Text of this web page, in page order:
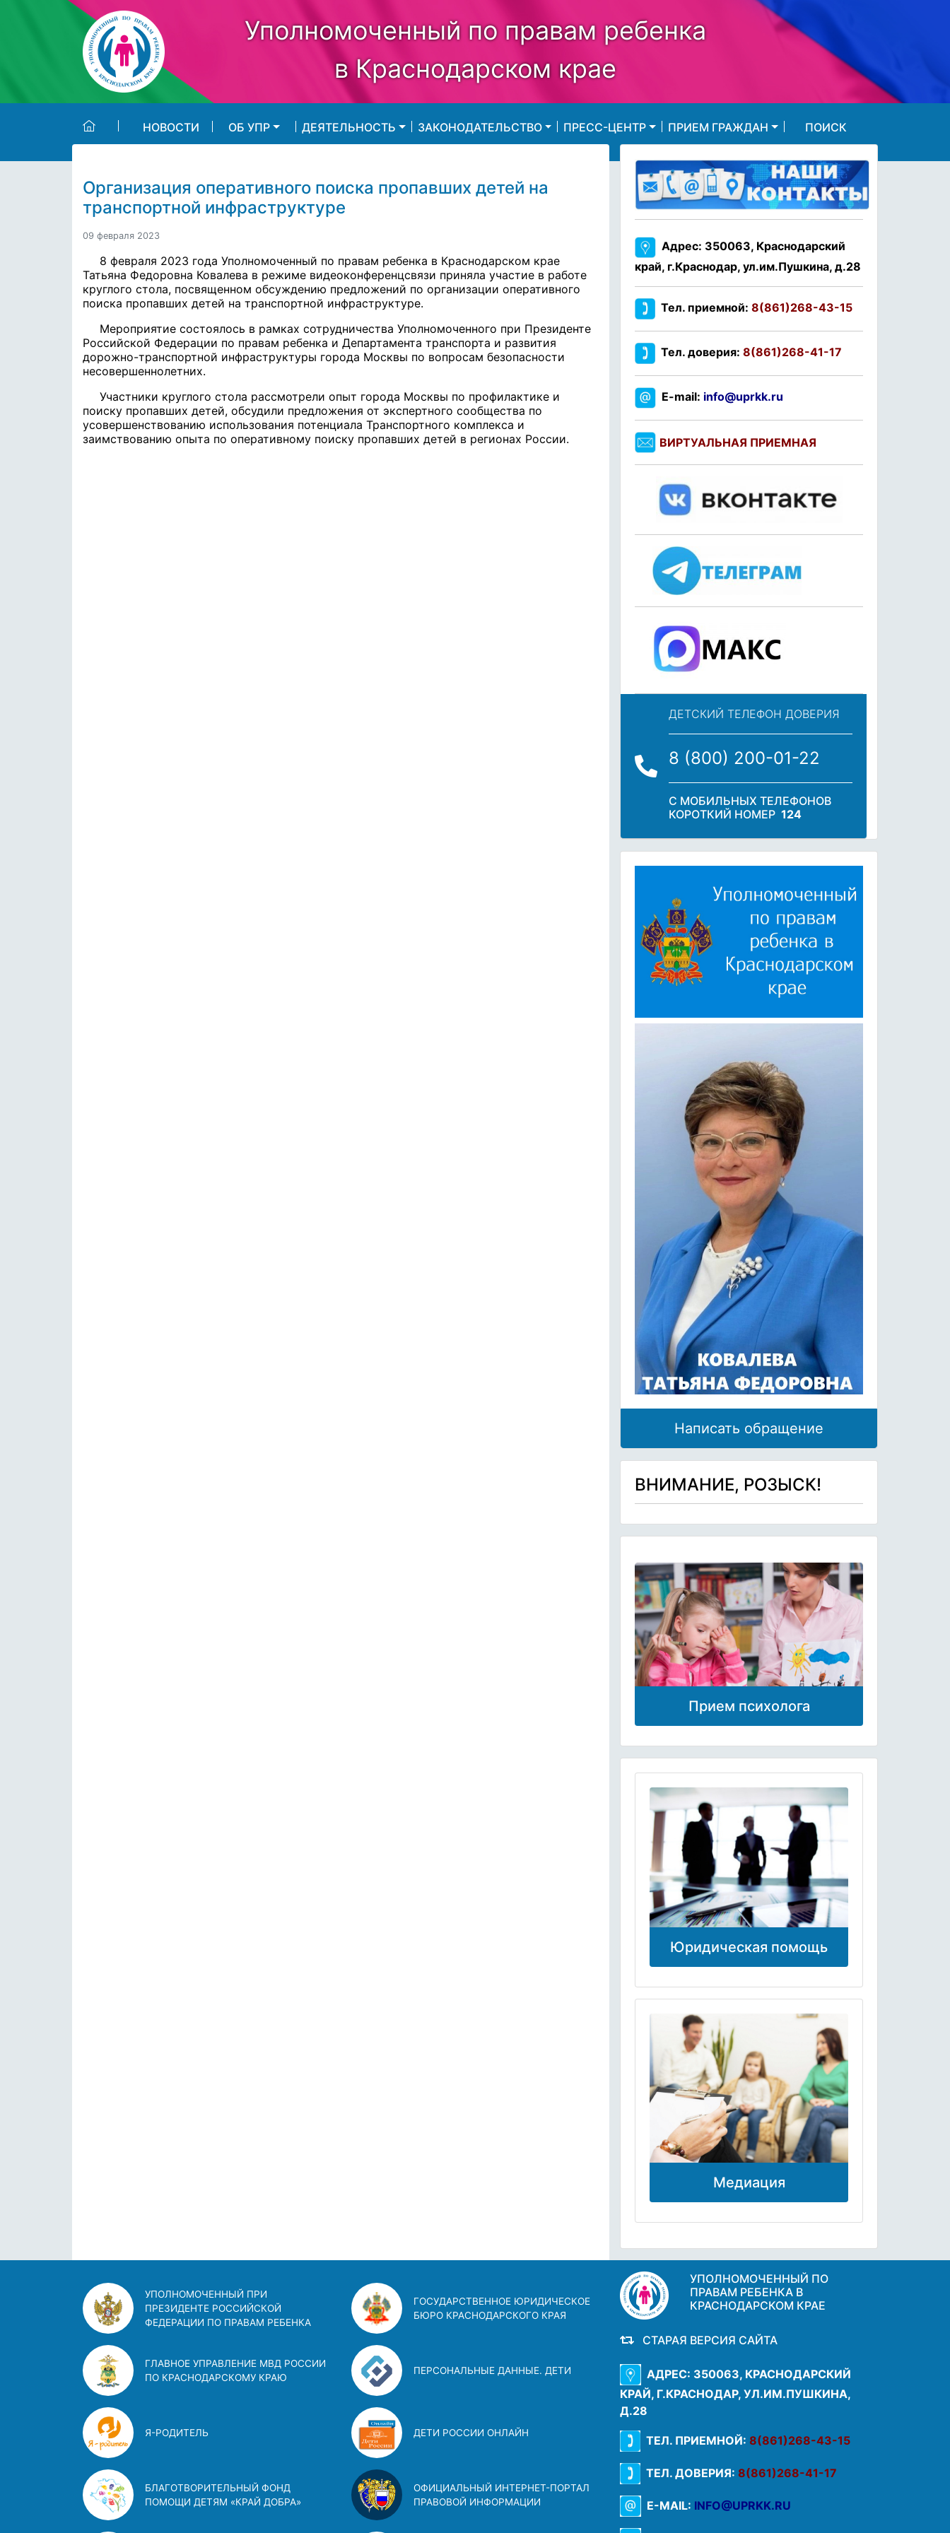
Skip to main content
Уполномоченный по правам ребенка
в Краснодарском крае
НОВОСТИ ОБ УПР ДЕЯТЕЛЬНОСТЬ ЗАКОНОДАТЕЛЬСТВО ПРЕСС-ЦЕНТР ПРИЕМ ГРАЖДАН ПОИСК
Организация оперативного поиска пропавших детей на
транспортной инфраструктуре
09 февраля 2023
8 февраля 2023 года Уполномоченный по правам ребенка в Краснодарском крае
Татьяна Федоровна Ковалева в режиме видеоконференцсвязи приняла участие в работе
круглого стола, посвященном обсуждению предложений по организации оперативного
поиска пропавших детей на транспортной инфраструктуре.
Мероприятие состоялось в рамках сотрудничества Уполномоченного при Президенте
Российской Федерации по правам ребенка и Департамента транспорта и развития
дорожно-транспортной инфраструктуры города Москвы по вопросам безопасности
несовершеннолетних.
Участники круглого стола рассмотрели опыт города Москвы по профилактике и
поиску пропавших детей, обсудили предложения от экспертного сообщества по
усовершенствованию использования потенциала Транспортного комплекса и
заимствованию опыта по оперативному поиску пропавших детей в регионах России.
Адрес: 350063, Краснодарский
край, г.Краснодар, ул.им.Пушкина, д.28
Тел. приемной: 8(861)268-43-15
Тел. доверия: 8(861)268-41-17
E-mail: info@uprkk.ru
ВИРТУАЛЬНАЯ ПРИЕМНАЯ
ДЕТСКИЙ ТЕЛЕФОН ДОВЕРИЯ
8 (800) 200-01-22
С МОБИЛЬНЫХ ТЕЛЕФОНОВ
КОРОТКИЙ НОМЕР 124
Написать обращение
ВНИМАНИЕ, РОЗЫСК!
Прием психолога
Юридическая помощь
Медиация
УПОЛНОМОЧЕННЫЙ ПРИ
ПРЕЗИДЕНТЕ РОССИЙСКОЙ
ФЕДЕРАЦИИ ПО ПРАВАМ РЕБЕНКА
ГЛАВНОЕ УПРАВЛЕНИЕ МВД РОССИИ
ПО КРАСНОДАРСКОМУ КРАЮ
Я-РОДИТЕЛЬ
БЛАГОТВОРИТЕЛЬНЫЙ ФОНД
ПОМОЩИ ДЕТЯМ «КРАЙ ДОБРА»
ГОСУДАРСТВЕННОЕ ЮРИДИЧЕСКОЕ
БЮРО КРАСНОДАРСКОГО КРАЯ
ПЕРСОНАЛЬНЫЕ ДАННЫЕ. ДЕТИ
ДЕТИ РОССИИ ОНЛАЙН
ОФИЦИАЛЬНЫЙ ИНТЕРНЕТ-ПОРТАЛ
ПРАВОВОЙ ИНФОРМАЦИИ
УПОЛНОМОЧЕННЫЙ ПО
ПРАВАМ РЕБЕНКА В
КРАСНОДАРСКОМ КРАЕ
СТАРАЯ ВЕРСИЯ САЙТА
АДРЕС: 350063, КРАСНОДАРСКИЙ
КРАЙ, Г.КРАСНОДАР, УЛ.ИМ.ПУШКИНА,
Д.28
ТЕЛ. ПРИЕМНОЙ: 8(861)268-43-15
ТЕЛ. ДОВЕРИЯ: 8(861)268-41-17
E-MAIL: INFO@UPRKK.RU